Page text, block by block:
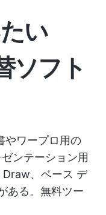
い
ソフト
やワープロ用の
ンテーション用
、ベース デ
ある。無料ツー